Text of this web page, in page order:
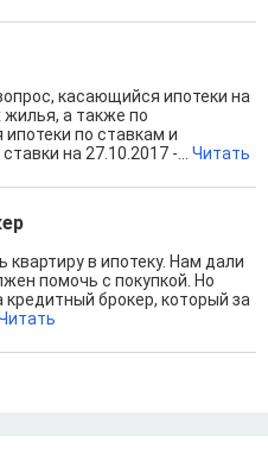
касающийся ипотеки на
а также по
по ставкам и
на 27.10.2017 -... Читать
квартиру в ипотеку. Нам дали
помочь с покупкой. Но
кредитный брокер, который за